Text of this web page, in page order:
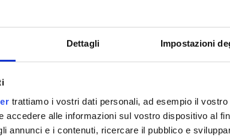
Dettagli Impostazioni
trattiamo i vostri dati personali, ad esempio il
accedere alle informazioni sul vostro dispositivo al
annunci e i contenuti, ricercare il pubblico e
[L-33]
a esaurimento
Ragioneria generale e applicata
(2025/2026)